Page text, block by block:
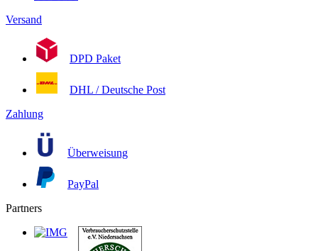
Versand
DPD Paket
DHL / Deutsche Post
Zahlung
Überweisung
PayPal
Partners